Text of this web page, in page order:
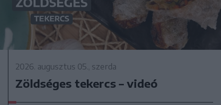
2026. augusztus 05., szerda
Zöldséges tekercs – videó